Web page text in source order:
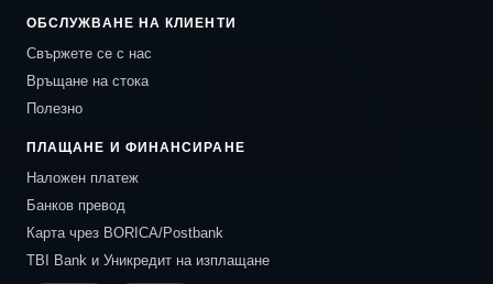
ОБСЛУЖВАНЕ НА КЛИЕНТИ
Свържете се с нас
Връщане на стока
Полезно
ПЛАЩАНЕ И ФИНАНСИРАНЕ
Наложен платеж
Банков превод
Карта чрез BORICA/Postbank
TBI Bank и Уникредит на изплащане